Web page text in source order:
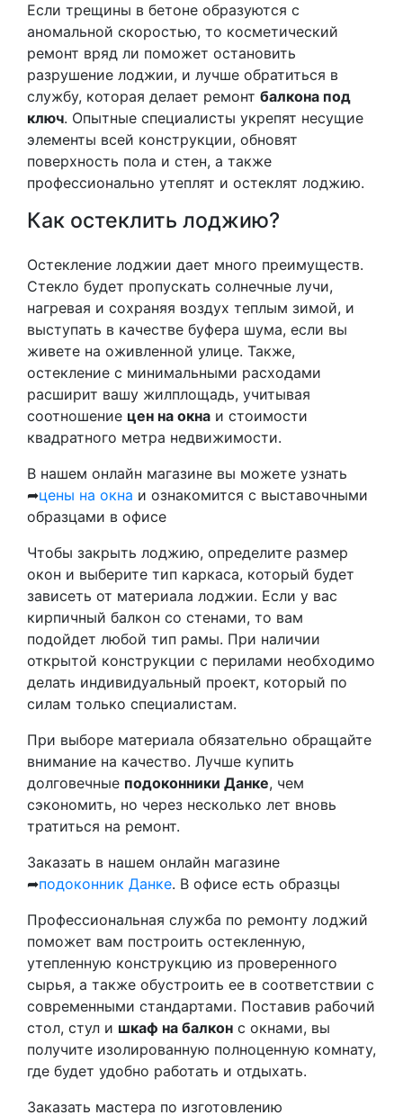
Если трещины в бетоне образуются с
аномальной скоростью, то косметический
ремонт вряд ли поможет остановить
разрушение лоджии, и лучше обратиться в
службу, которая делает ремонт балкона под
ключ. Опытные специалисты укрепят несущие
элементы всей конструкции, обновят
поверхность пола и стен, а также
профессионально утеплят и остеклят лоджию.
Как остеклить лоджию?
Остекление лоджии дает много преимуществ.
Стекло будет пропускать солнечные лучи,
нагревая и сохраняя воздух теплым зимой, и
выступать в качестве буфера шума, если вы
живете на оживленной улице. Также,
остекление с минимальными расходами
расширит вашу жилплощадь, учитывая
соотношение цен на окна и стоимости
квадратного метра недвижимости.
В нашем онлайн магазине вы можете узнать
➦цены на окна и ознакомится с выставочными
образцами в офисе
Чтобы закрыть лоджию, определите размер
окон и выберите тип каркаса, который будет
зависеть от материала лоджии. Если у вас
кирпичный балкон со стенами, то вам
подойдет любой тип рамы. При наличии
открытой конструкции с перилами необходимо
делать индивидуальный проект, который по
силам только специалистам.
При выборе материала обязательно обращайте
внимание на качество. Лучше купить
долговечные подоконники Данке, чем
сэкономить, но через несколько лет вновь
тратиться на ремонт.
Заказать в нашем онлайн магазине
➦подоконник Данке. В офисе есть образцы
Профессиональная служба по ремонту лоджий
поможет вам построить остекленную,
утепленную конструкцию из проверенного
сырья, а также обустроить ее в соответствии с
современными стандартами. Поставив рабочий
стол, стул и шкаф на балкон с окнами, вы
получите изолированную полноценную комнату,
где будет удобно работать и отдыхать.
Заказать мастера по изготовлению